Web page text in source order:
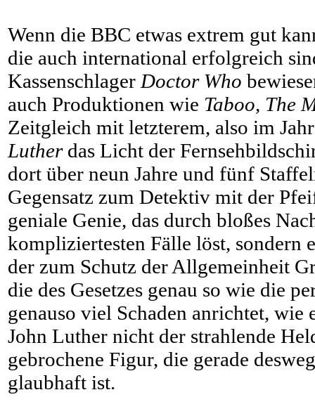
Wenn die BBC etwas extrem gut
die auch international erfolgreich
Kassenschlager Doctor Who
auch Produktionen wie Taboo, The
Zeitgleich mit letzterem, also im
Lutherdas Licht der
dort über neun Jahre und fünf
Gegensatz zum Detektiv mit der
geniale Genie, das durch bloßes
kompliziertesten Fälle löst, sondern
der zum Schutz der Allgemeinheit
die des Gesetzes genau so wie die
genauso viel Schaden anrichtet, wie
John Luther nicht der strahlende
gebrochene Figur, die gerade
glaubhaft ist.